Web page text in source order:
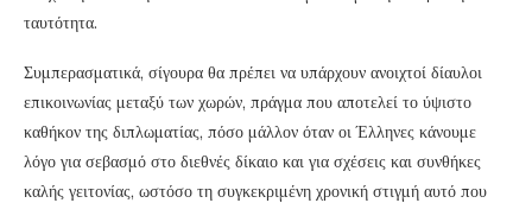
ταυτότητα.
Συμπερασματικά, σίγουρα θα πρέπει να υπάρχουν ανοιχτοί δίαυλοι
επικοινωνίας μεταξύ των χωρών, πράγμα που αποτελεί το ύψιστο
καθήκον της διπλωματίας, πόσο μάλλον όταν οι Έλληνες κάνουμε
λόγο για σεβασμό στο διεθνές δίκαιο και για σχέσεις και συνθήκες
καλής γειτονίας, ωστόσο τη συγκεκριμένη χρονική στιγμή αυτό που